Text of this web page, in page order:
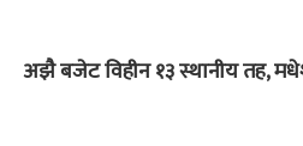
अझै बजेट विहीन १३ स्थानीय तह,